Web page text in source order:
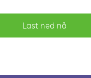
Last ned nå